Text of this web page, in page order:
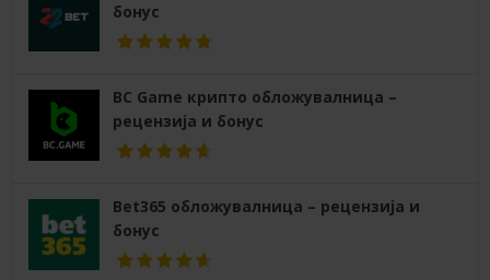
бонус
BC Game крипто обложувалница –
рецензија и бонус
Bet365 обложувалница – рецензија и
бонус